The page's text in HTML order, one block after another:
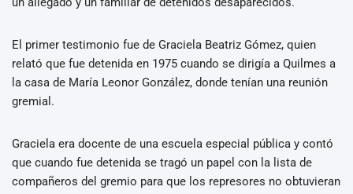
El primer testimonio fue de Graciela Beatriz Gómez, quien
relató que fue detenida en 1975 cuando se dirigía a Quilmes a
la casa de María Leonor González, donde tenían una reunión
gremial.
Graciela era docente de una escuela especial pública y contó
que cuando fue detenida se tragó un papel con la lista de
compañeros del gremio para que los represores no obtuvieran